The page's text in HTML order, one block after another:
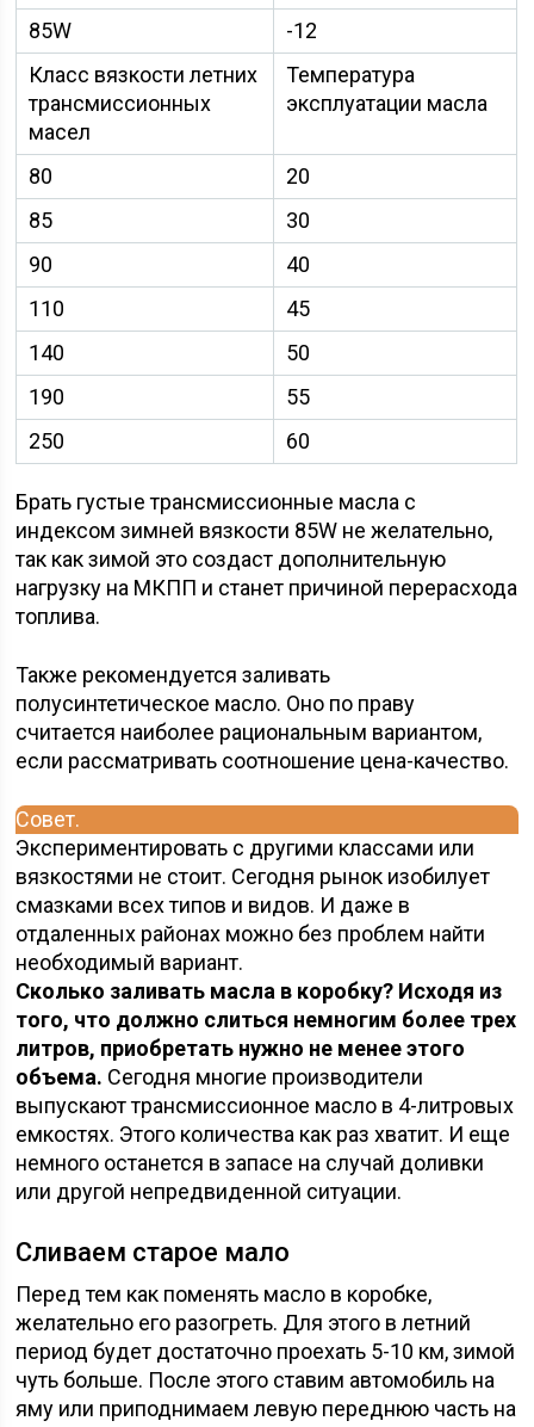
85W
-12
Класс вязкости летних
трансмиссионных
масел
Температура
эксплуатации масла
80
20
85
30
90
40
110
45
140
50
190
55
250
60
Брать густые трансмиссионные масла с
индексом зимней вязкости 85W не желательно,
так как зимой это создаст дополнительную
нагрузку на МКПП и станет причиной перерасхода
топлива.
Также рекомендуется заливать
полусинтетическое масло. Оно по праву
считается наиболее рациональным вариантом,
если рассматривать соотношение цена-качество.
Совет.
Экспериментировать с другими классами или
вязкостями не стоит. Сегодня рынок изобилует
смазками всех типов и видов. И даже в
отдаленных районах можно без проблем найти
необходимый вариант.
Сколько заливать масла в коробку? Исходя из
того, что должно слиться немногим более трех
литров, приобретать нужно не менее этого
объема. Сегодня многие производители
выпускают трансмиссионное масло в 4-литровых
емкостях. Этого количества как раз хватит. И еще
немного останется в запасе на случай доливки
или другой непредвиденной ситуации.
Сливаем старое мало
Перед тем как поменять масло в коробке,
желательно его разогреть. Для этого в летний
период будет достаточно проехать 5-10 км, зимой
чуть больше. После этого ставим автомобиль на
яму или приподнимаем левую переднюю часть на